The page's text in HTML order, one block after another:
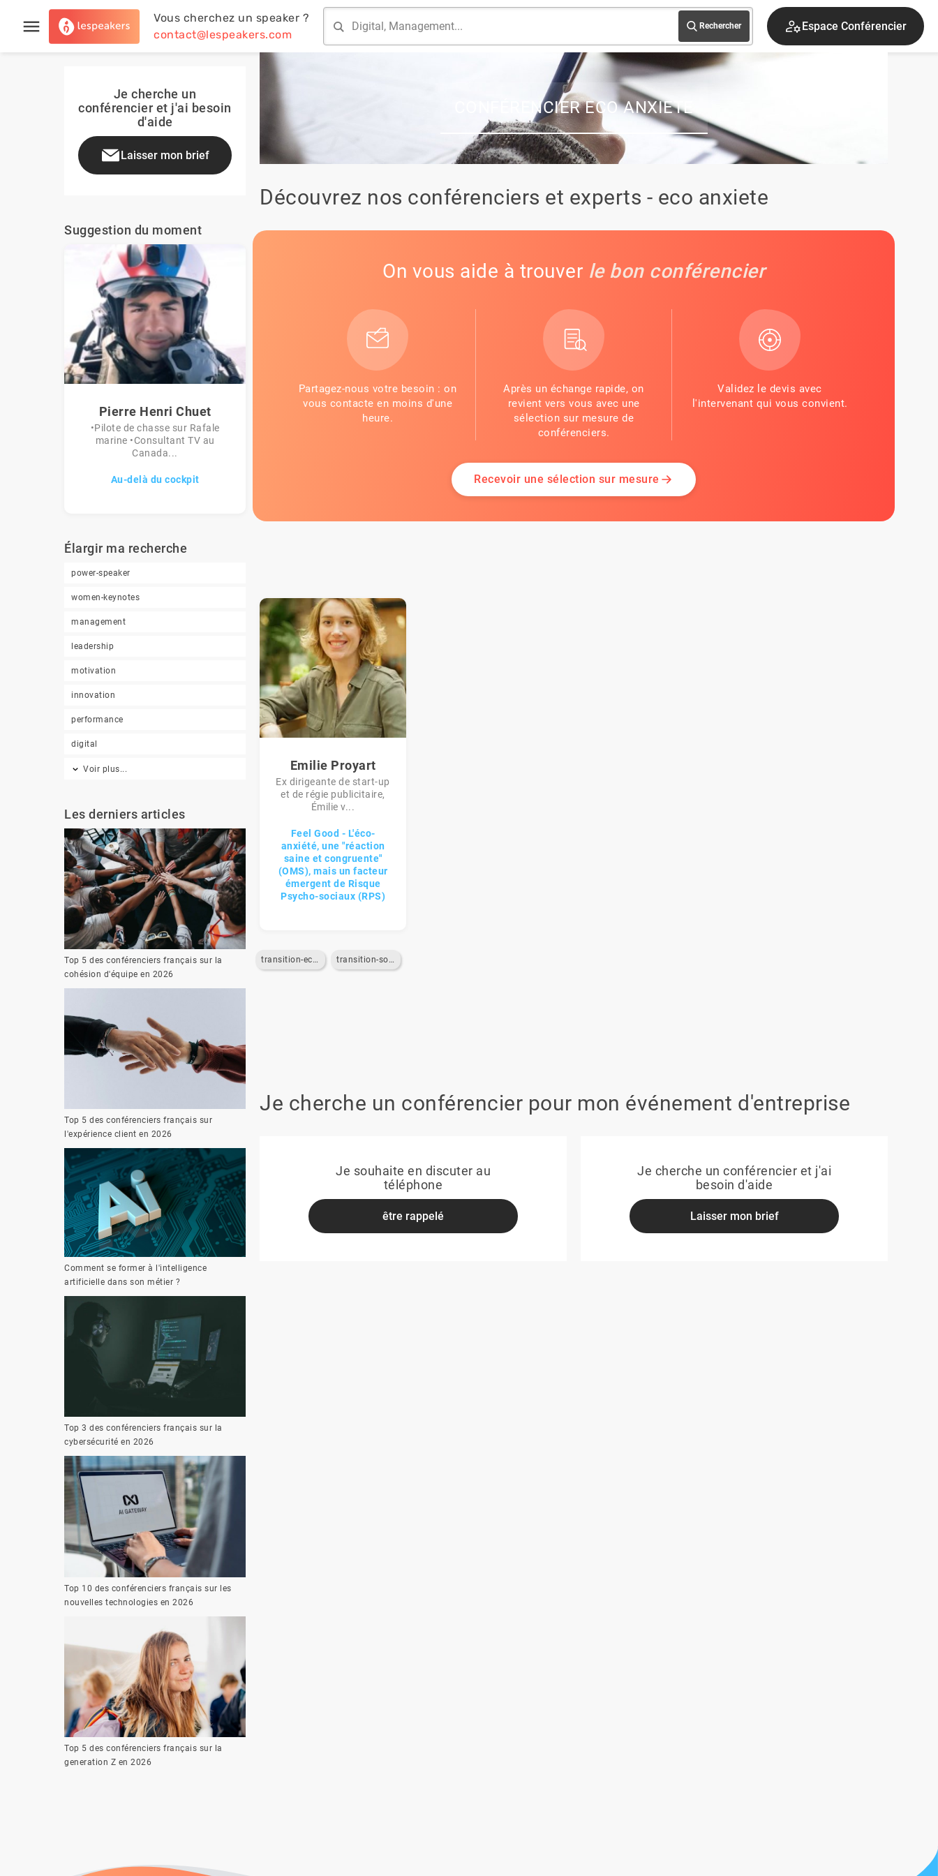
Vous cherchez un speaker ?
contact@lespeakers.com
Rechercher Espace Conférencier
Je cherche un
conférencier et j'ai besoin
d'aide
Laisser mon brief
Suggestion du moment
Pierre Henri Chuet
•Pilote de chasse sur Rafale
marine •Consultant TV au
Canada...
Au-delà du cockpit
Élargir ma recherche
power-speaker
women-keynotes
management
leadership
motivation
innovation
performance
digital
Voir plus...
Les derniers articles
Top 5 des conférenciers français sur la
cohésion d'équipe en 2026
Top 5 des conférenciers français sur
l'expérience client en 2026
Comment se former à l'intelligence
artificielle dans son métier ?
Top 3 des conférenciers français sur la
cybersécurité en 2026
Top 10 des conférenciers français sur les
nouvelles technologies en 2026
Top 5 des conférenciers français sur la
generation Z en 2026
CONFÉRENCIER ECO ANXIETE
Découvrez nos conférenciers et experts - eco anxiete
On vous aide à trouver le bon conférencier
Partagez-nous votre besoin : on
vous contacte en moins d'une
heure.
Après un échange rapide, on
revient vers vous avec une
sélection sur mesure de
conférenciers.
Validez le devis avec
l'intervenant qui vous convient.
Recevoir une sélection sur mesure
Emilie Proyart
Ex dirigeante de start-up
et de régie publicitaire,
Émilie v...
Feel Good - L'éco-
anxiété, une "réaction
saine et congruente"
(OMS), mais un facteur
émergent de Risque
Psycho-sociaux (RPS)
transition-ecologique transition-societale
Je cherche un conférencier pour mon événement d'entreprise
Je souhaite en discuter au
téléphone
être rappelé
Je cherche un conférencier et j'ai
besoin d'aide
Laisser mon brief